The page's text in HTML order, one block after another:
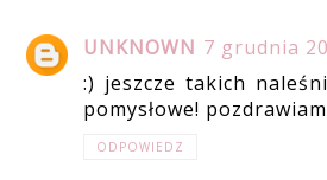
UNKNOWN 7 grudnia
:) jeszcze takich
pomysłowe!
ODPOWIEDZ